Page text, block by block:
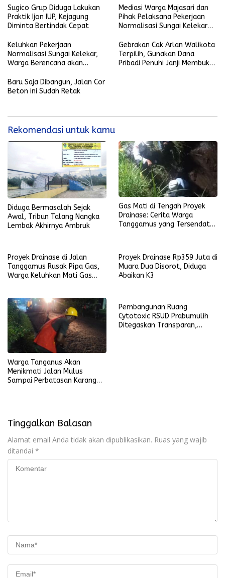
Sugico Grup Diduga Lakukan
Praktik Ijon IUP, Kejagung
Diminta Bertindak Cepat
Mediasi Warga Majasari dan
Pihak Pelaksana Pekerjaan
Normalisasi Sungai Kelekar
Keluhkan Pekerjaan
Normalisasi Sungai Kelekar,
Warga Berencana akan
Gebrakan Cak Arlan Walikota
Terpilih, Gunakan Dana
Pribadi Penuhi Janji Membuka
Baru Saja Dibangun, Jalan Cor
Beton ini Sudah Retak
Rekomendasi untuk kamu
Diduga Bermasalah Sejak
Awal, Tribun Talang Nangka
Lembak Akhirnya Ambruk
Gas Mati di Tengah Proyek
Drainase: Cerita Warga
Tanggamus yang Tersendat
Proyek Drainase di Jalan
Tanggamus Rusak Pipa Gas,
Warga Keluhkan Mati Gas
Proyek Drainase Rp359 Juta di
Muara Dua Disorot, Diduga
Abaikan K3
Warga Tanganus Akan
Menikmati Jalan Mulus
Sampai Perbatasan Karang
Pembangunan Ruang
Cytotoxic RSUD Prabumulih
Ditegaskan Transparan,
Tinggalkan Balasan
Alamat email Anda tidak akan dipublikasikan. Ruas yang wajib
ditandai *